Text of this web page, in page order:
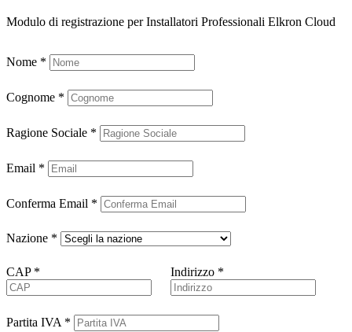
Modulo di registrazione per Installatori Professionali Elkron Cloud
Nome *
Cognome *
Ragione Sociale *
Email *
Conferma Email *
Nazione *
CAP * Indirizzo *
Partita IVA *